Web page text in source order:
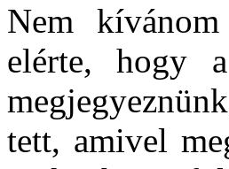
Nem
elérte, hogy
tett, amivel